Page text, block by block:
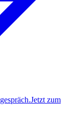
Jetzt zum